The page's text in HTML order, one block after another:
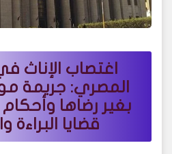
اغتصاب الإناث
المصري: جريمة
بغير رضاها
قضايا البراءة